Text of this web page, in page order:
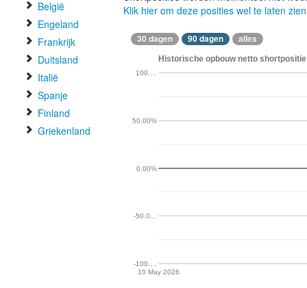
België
Engeland
Frankrijk
Duitsland
Italië
Spanje
Finland
Griekenland
Klik hier om deze posities wel te laten zien
30 dagen 90 dagen alles
Historische opbouw netto
10 May 2026
-100.…
-50.0…
0.00%
50.00%
100.…